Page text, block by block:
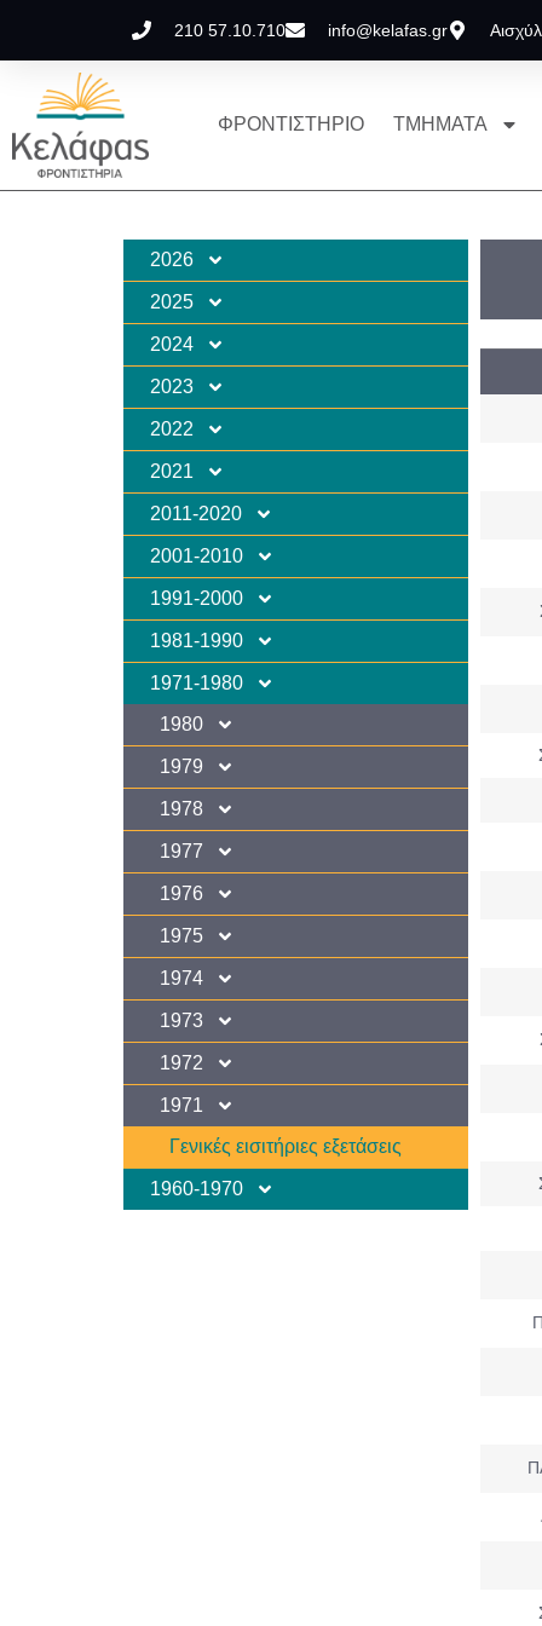
210 57.10.710 info@kelafas.gr
ΦΡΟΝΤΙΣΤΗΡΙΟ ΤΜΗΜΑΤΑ
2026
2025
2024
2023
2022
2021
2011-2020
2001-2010
1991-2000
1981-1990
1971-1980
1980
1979
1978
1977
1976
1975
1974
1973
1972
1971
Γενικές εισιτήριες εξετάσεις
1960-1970